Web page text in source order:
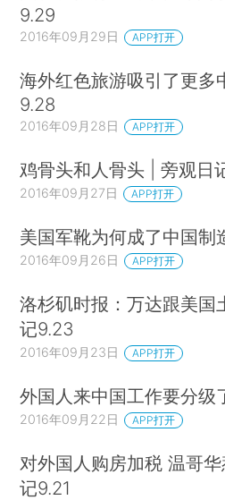
9.29
2016年09月29日 APP打开
海外红色旅游吸引了更多
9.28
2016年09月28日 APP打开
鸡骨头和人骨头 | 旁观日
2016年09月27日 APP打开
美国军靴为何成了中国制
2016年09月26日 APP打开
洛杉矶时报：万达跟美国
记9.23
2016年09月23日 APP打开
外国人来中国工作要分级
2016年09月22日 APP打开
对外国人购房加税 温哥
记9.21